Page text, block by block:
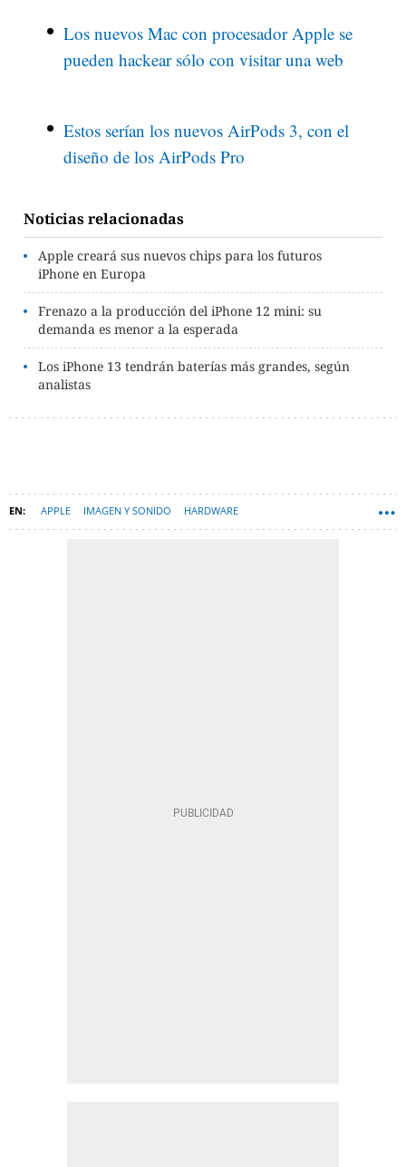
Los nuevos Mac con procesador Apple se
pueden hackear sólo con visitar una web
Estos serían los nuevos AirPods 3, con el
diseño de los AirPods Pro
Noticias relacionadas
Apple creará sus nuevos chips para los futuros
iPhone en Europa
Frenazo a la producción del iPhone 12 mini: su
demanda es menor a la esperada
Los iPhone 13 tendrán baterías más grandes, según
analistas
APPLE IMAGEN Y SONIDO HARDWARE